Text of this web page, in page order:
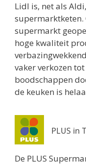
Lidl is, net als
supermarktketen.
supermarkt
hoge kwaliteit
vaker verkozen
boodschappen
de keuken is
PLUS in
De PLUS